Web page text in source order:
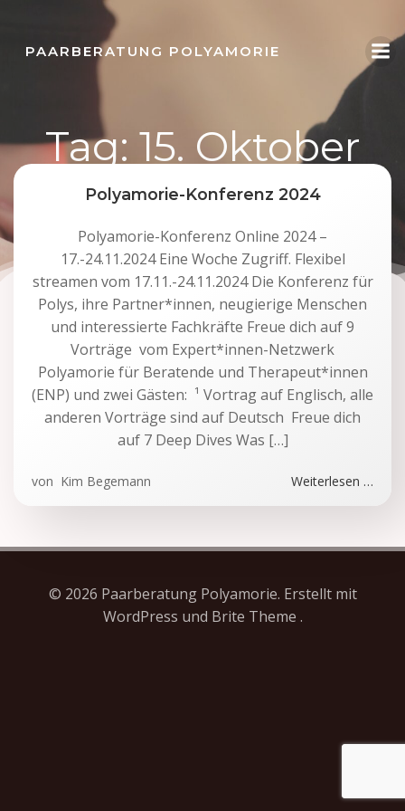
springen
PAARBERATUNG POLYAMORIE
Tag: 15. Oktober
2024
Polyamorie-Konferenz 2024
Polyamorie-Konferenz Online 2024 –
17.-24.11.2024 Eine Woche Zugriff. Flexibel
streamen vom 17.11.-24.11.2024 Die Konferenz für
Polys, ihre Partner*innen, neugierige Menschen
und interessierte Fachkräfte Freue dich auf 9
Vorträge vom Expert*innen-Netzwerk
Polyamorie für Beratende und Therapeut*innen
(ENP) und zwei Gästen: ¹ Vortrag auf Englisch, alle
anderen Vorträge sind auf Deutsch Freue dich
auf 7 Deep Dives Was […]
von Kim Begemann Weiterlesen …
© 2026 Paarberatung Polyamorie. Erstellt mit
WordPress und Brite Theme .